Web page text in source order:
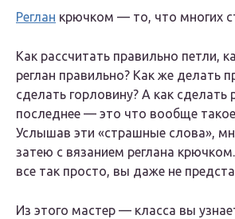
Реглан крючком — то, что многих
Как рассчитать правильно петли,
реглан правильно? Как же делать
сделать горловину? А как сделать
последнее — это что вообще
Услышав эти «страшные слова»,
затею с вязанием реглана
все так просто, вы даже не
Из этого мастер — класса вы